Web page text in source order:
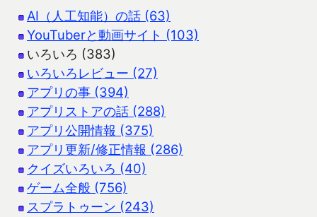
AI（人工知能）の話 (63)
YouTuberと動画サイト (103)
いろいろ (383)
いろいろレビュー (27)
アプリの事 (394)
アプリストアの話 (288)
アプリ公開情報 (375)
アプリ更新/修正情報 (286)
クイズいろいろ (40)
ゲーム全般 (756)
スプラトゥーン (243)